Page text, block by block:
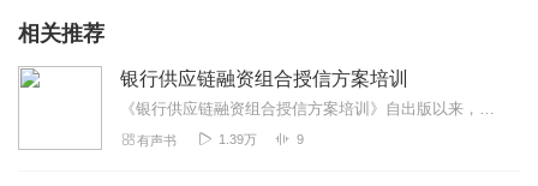
相关推荐
银行供应链融资组合授信方案培训
《银行供应链融资组合授信方案培训》自出版以来，受到了客户经理的欢迎，立金银行培训中心还应多家银行的邀请为其提供内训服务。很多银行客户经理通过学习此书获得了快速的...
有声书 1.39万 9